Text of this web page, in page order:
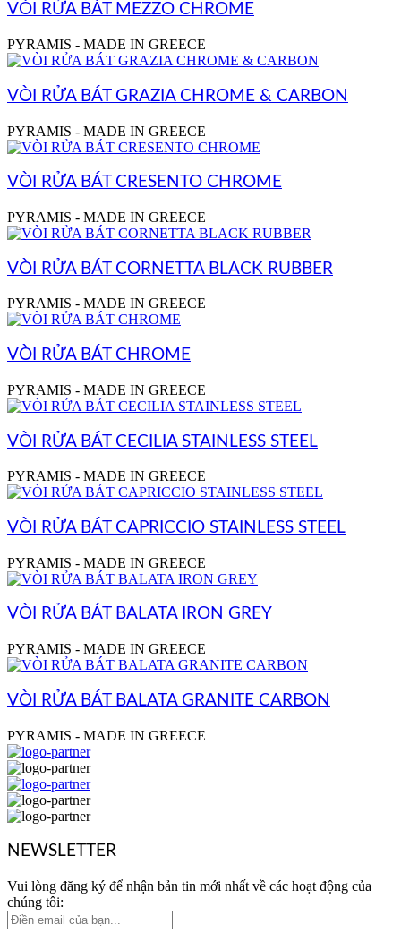
VÒI RỬA BÁT MEZZO CHROME
PYRAMIS - MADE IN GREECE
VÒI RỬA BÁT GRAZIA CHROME & CARBON
PYRAMIS - MADE IN GREECE
VÒI RỬA BÁT CRESENTO CHROME
PYRAMIS - MADE IN GREECE
VÒI RỬA BÁT CORNETTA BLACK RUBBER
PYRAMIS - MADE IN GREECE
VÒI RỬA BÁT CHROME
PYRAMIS - MADE IN GREECE
VÒI RỬA BÁT CECILIA STAINLESS STEEL
PYRAMIS - MADE IN GREECE
VÒI RỬA BÁT CAPRICCIO STAINLESS STEEL
PYRAMIS - MADE IN GREECE
VÒI RỬA BÁT BALATA IRON GREY
PYRAMIS - MADE IN GREECE
VÒI RỬA BÁT BALATA GRANITE CARBON
PYRAMIS - MADE IN GREECE
NEWSLETTER
Vui lòng đăng ký để nhận bản tin mới nhất về các hoạt động của
chúng tôi: